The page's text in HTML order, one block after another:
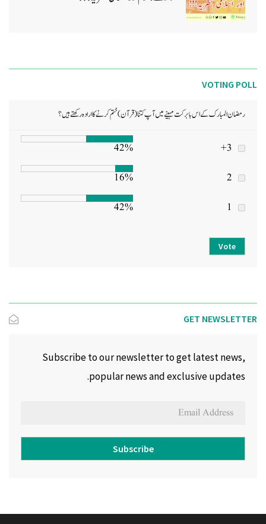
VOTING POLL
رمضان المبارک کے اس بابرکت مہینے میں آپ کتنا (قرآن) ختم کرنے کا ارادہ رکھتے ہیں؟
3+
42%
2
16%
1
42%
Vote
GET NEWSLETTER
Subscribe to our newsletter to get latest news,
popular news and exclusive updates.
Subscribe